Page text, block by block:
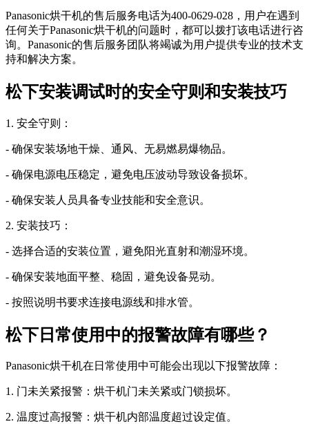
Panasonic烘干机的售后服务电话为400-0629-028，用户在遇到
任何关于Panasonic烘干机的问题时，都可以拨打该电话进行咨
询。Panasonic的售后服务团队将竭诚为用户提供专业的技术支
持和解决方案。
松下安装调试时的安全守则和安装技巧
1. 安全守则：
- 确保安装场地干燥、通风、无易燃易爆物品。
- 确保电源电压稳定，避免电压波动导致设备损坏。
- 确保安装人员具备专业技能和安全意识。
2. 安装技巧：
- 选择合适的安装位置，避免阳光直射和潮湿环境。
- 确保安装地面平整、稳固，避免设备晃动。
- 按照说明书要求连接电源线和排水管。
松下日常使用中的报警故障有哪些？
Panasonic烘干机在日常使用中可能会出现以下报警故障：
1. 门未关紧报警：烘干机门未关紧或门锁损坏。
2. 温度过高报警：烘干机内部温度超过设定值。